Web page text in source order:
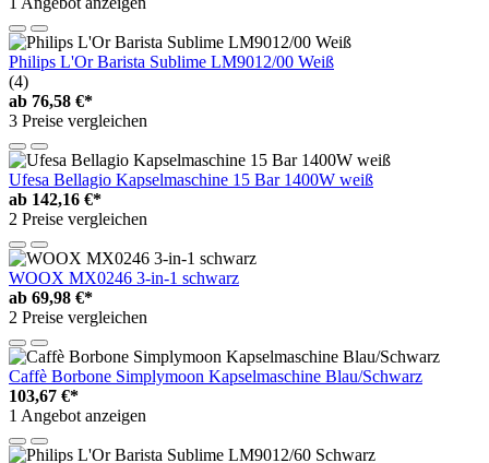
Philips L'Or Barista Sublime LM9012/00 Weiß
(4)
ab 76,58 €*
3 Preise vergleichen
Ufesa Bellagio Kapselmaschine 15 Bar 1400W weiß
ab 142,16 €*
2 Preise vergleichen
WOOX MX0246 3-in-1 schwarz
ab 69,98 €*
2 Preise vergleichen
Caffè Borbone Simplymoon Kapselmaschine Blau/Schwarz
103,67 €*
1 Angebot anzeigen